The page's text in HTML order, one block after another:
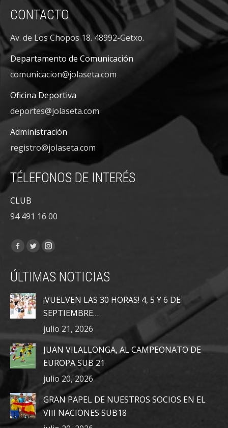
CONTACTO
Av. de Los Chopos 18. 48992-Getxo.
Departamento de Comunicación
comunicacion@jolaseta.com
Oficina Deportiva
deportes@jolaseta.com
Administración
registro@jolaseta.com
TÉLEFONOS DE INTERÉS
CLUB
94 491 16 00
Encuéntranos en:
Facebook
opens
in
new
window
Twitter
opens
in
new
window
Instagram
opens
new
window
ÚLTIMAS NOTICIAS
¡VUELVEN LAS 30 HORAS! 4, 5 Y 6 DE
SEPTIEMBRE…
julio 21, 2026
JUAN VILALLONGA, AL CAMPEONATO DE
EUROPA SUB 21
julio 20, 2026
GRAN PAPEL DE NUESTROS SOCIOS EN EL
VIII NACIONES SUB18